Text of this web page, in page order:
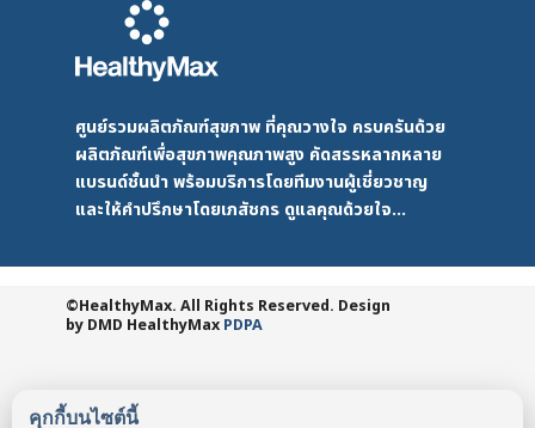
คุกกี้บนไซต์นี้
ศูนย์รวมผลิตภัณฑ์สุขภาพ ที่คุณวางใจ ครบครันด้วย
ผลิตภัณฑ์เพื่อสุขภาพคุณภาพสูง คัดสรรหลากหลาย
แบรนด์ชั้นนำ พร้อมบริการโดยทีมงานผู้เชี่ยวชาญ
และให้คำปรึกษาโดยเภสัชกร ดูแลคุณด้วยใจ...
©HealthyMax. All Rights Reserved. Design
by DMD HealthyMax PDPA